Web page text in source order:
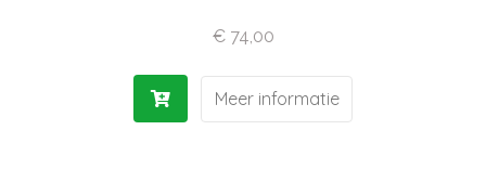
€74,00
Meer informatie